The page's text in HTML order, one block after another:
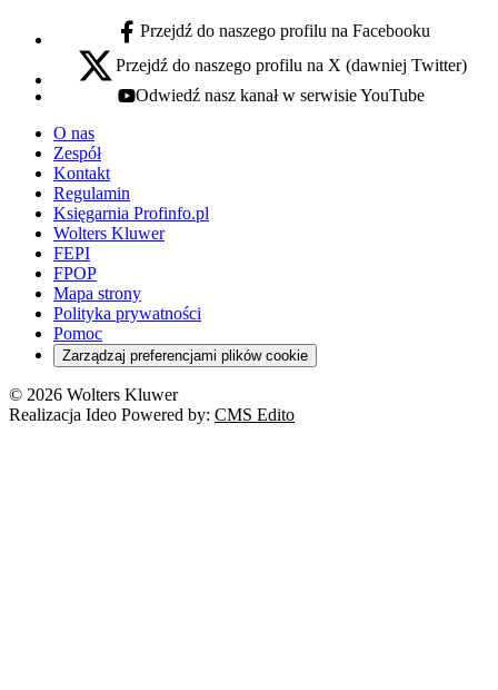
facebook - otwiera się w nowej karcie
Przejdź do naszego profilu na Facebooku
x - otwiera się w nowej karcie
Przejdź do naszego profilu na X (dawniej Twitter)
youtube - otwiera się w nowej karcie
Odwiedź nasz kanał w serwisie YouTube
O nas
Zespół
Kontakt
Regulamin
Księgarnia Profinfo.pl
Wolters Kluwer
FEPI
FPOP
Mapa strony
Polityka prywatności
Pomoc
Zarządzaj preferencjami plików cookie
© 2026 Wolters Kluwer
Realizacja Ideo Powered by: CMS Edito